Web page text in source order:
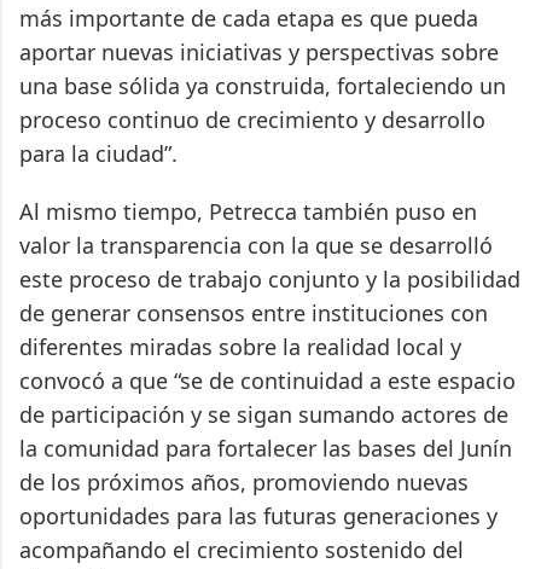
más importante de cada etapa es que pueda
aportar nuevas iniciativas y perspectivas sobre
una base sólida ya construida, fortaleciendo un
proceso continuo de crecimiento y desarrollo
para la ciudad”.
Al mismo tiempo, Petrecca también puso en
valor la transparencia con la que se desarrolló
este proceso de trabajo conjunto y la posibilidad
de generar consensos entre instituciones con
diferentes miradas sobre la realidad local y
convocó a que “se de continuidad a este espacio
de participación y se sigan sumando actores de
la comunidad para fortalecer las bases del Junín
de los próximos años, promoviendo nuevas
oportunidades para las futuras generaciones y
acompañando el crecimiento sostenido del